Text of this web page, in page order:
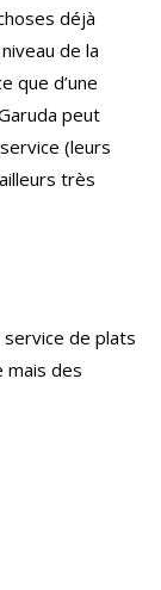
déjà
de la
que d’une
peut
(leurs
très
de plats
mais des